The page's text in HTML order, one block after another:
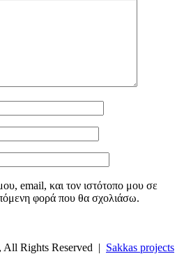
email, και τον ιστότοπο μου σε
φορά που θα σχολιάσω.
Rights Reserved | Sakkas projects